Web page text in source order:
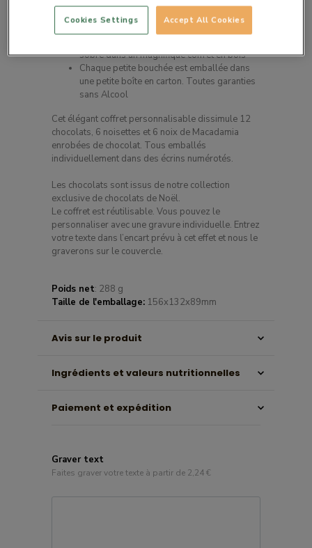
Description du produit
sobre dans un magnifique coffret en bois
Chaque petite bouchée est emballée dans
une petite boîte en carton. Toutes garanties
sans Alcool
Cet élégant coffret personnalisable dissimule 12
chocolats, 6 noisettes et 6 noix de Macadamia
enrobées de chocolat. Tous emballés
individuellement dans des écrins numérotés.
Les chocolats sont issus de notre collection
exclusive de chocolats de Noël.
Le coffret est réutilisable. Vous pouvez le
personnaliser avec une gravure individuelle. Entrez
votre texte dans l’encart prévu à cet effet et nous le
graverons sur le couvercle.
Poids net: 288 g
Taille de l'emballage: 156x132x89mm
Avis sur le produit
Ingrédients et valeurs nutritionnelles
Paiement et expédition
Graver text
Faites graver votre texte à partir de 2,24 €
Accept All Cookies
Cookies Settings